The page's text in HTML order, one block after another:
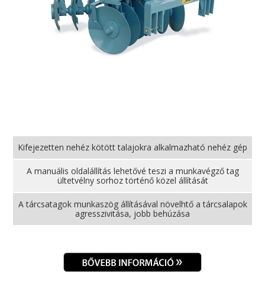
Kifejezetten nehéz kötött talajokra alkalmazható nehéz gép
A manuális oldalállítás lehetővé teszi a munkavégző tag
ültetvélny sorhoz történő közel állítását
A tárcsatagok munkaszög állításával növelhtő a tárcsalapok
agresszivitása, jobb behúzása